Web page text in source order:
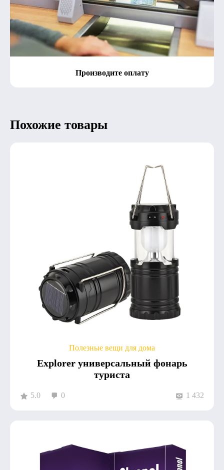
Производите оплату
Похожие товары
Полезные вещи для дома
Explorer универсальный фонарь
туриста
5.0 0 1 432